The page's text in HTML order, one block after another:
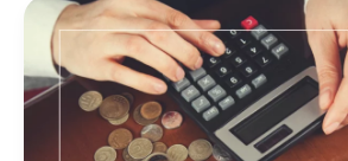
le
revenu
:
comment
calculer